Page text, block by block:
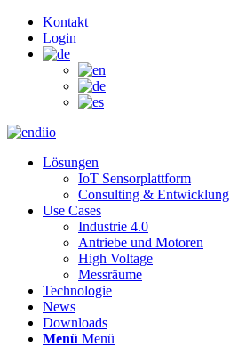
Kontakt
Login
Lösungen
IoT Sensorplattform
Consulting & Entwicklung
Use Cases
Industrie 4.0
Antriebe und Motoren
High Voltage
Messräume
Technologie
News
Downloads
Menü Menü